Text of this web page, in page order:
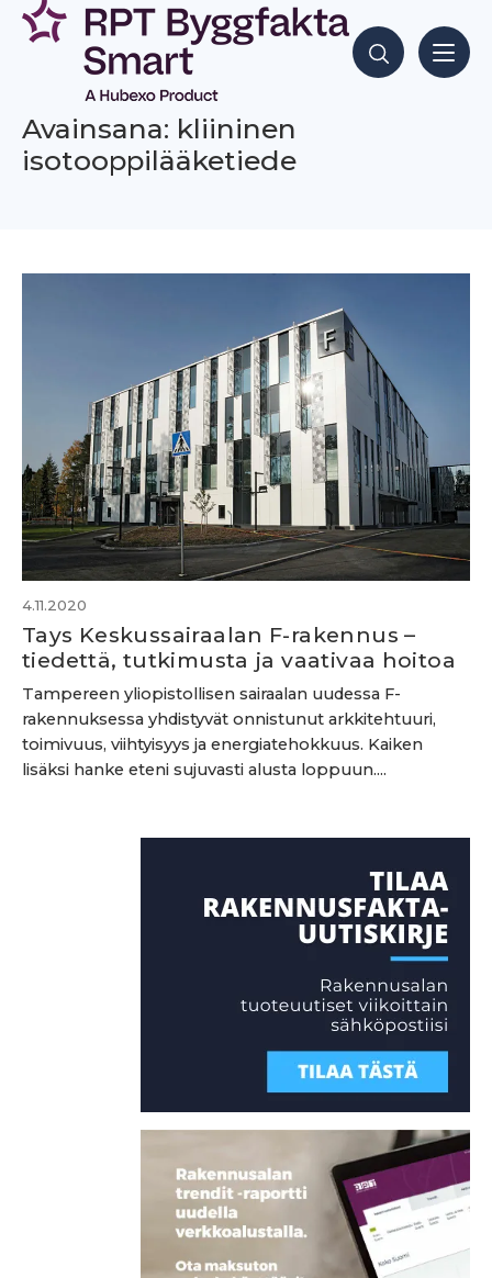
Siirry
sisältöön
Hae sisältöjä
Avainsana: kliininen
isotooppilääketiede
4.11.2020
Tays Keskussairaalan F-rakennus –
tiedettä, tutkimusta ja vaativaa hoitoa
Tampereen yliopistollisen sairaalan uudessa F-
rakennuksessa yhdistyvät onnistunut arkkitehtuuri,
toimivuus, viihtyisyys ja energiatehokkuus. Kaiken
lisäksi hanke eteni sujuvasti alusta loppuun....